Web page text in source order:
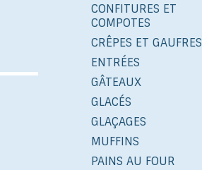
CONFITURES ET
COMPOTES
CRÊPES ET GAUFRES
ENTRÉES
GÂTEAUX
GLACÉS
GLAÇAGES
MUFFINS
PAINS AU FOUR